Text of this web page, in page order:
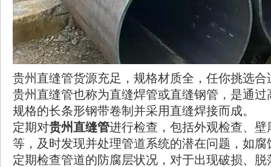
贵州直缝管货源充足，规格材质全，任你挑选合
贵州直缝管也称为直缝焊管或直缝钢管，是通
规格的长条形钢带卷制并采用直缝焊接而成。
定期对贵州直缝管进行检查，包括外观检查、
等，及时发现并处理管道系统的潜在问题，如
定期检查管道的防腐层状况，对于出现破损、